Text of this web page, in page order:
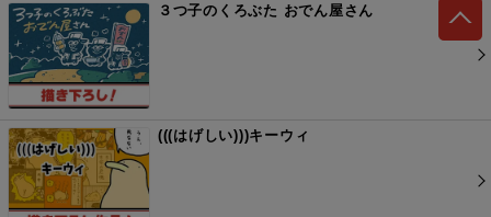
３つ子のくろぶた おでん屋さん
(((はげしい)))キーウィ